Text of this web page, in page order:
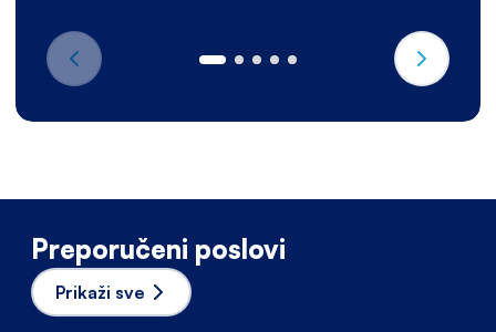
Preporučeni poslovi
Prikaži sve